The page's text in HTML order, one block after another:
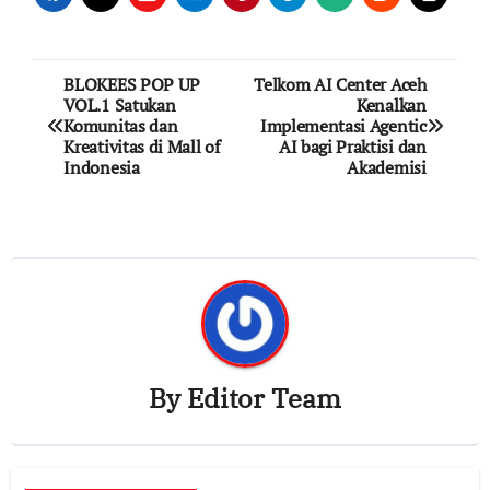
Post
navigation
BLOKEES POP UP
VOL.1 Satukan
Komunitas dan
Kreativitas di Mall of
Indonesia
Telkom AI Center Aceh
Kenalkan
Implementasi Agentic
AI bagi Praktisi dan
Akademisi
ByEditor Team